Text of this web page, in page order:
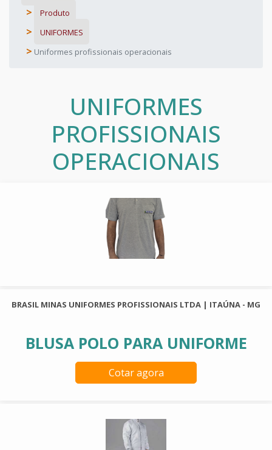
Produto
UNIFORMES
Uniformes profissionais operacionais
UNIFORMES
PROFISSIONAIS
OPERACIONAIS
BRASIL MINAS UNIFORMES PROFISSIONAIS LTDA | ITAÚNA - MG
BLUSA POLO PARA UNIFORME
Cotar agora